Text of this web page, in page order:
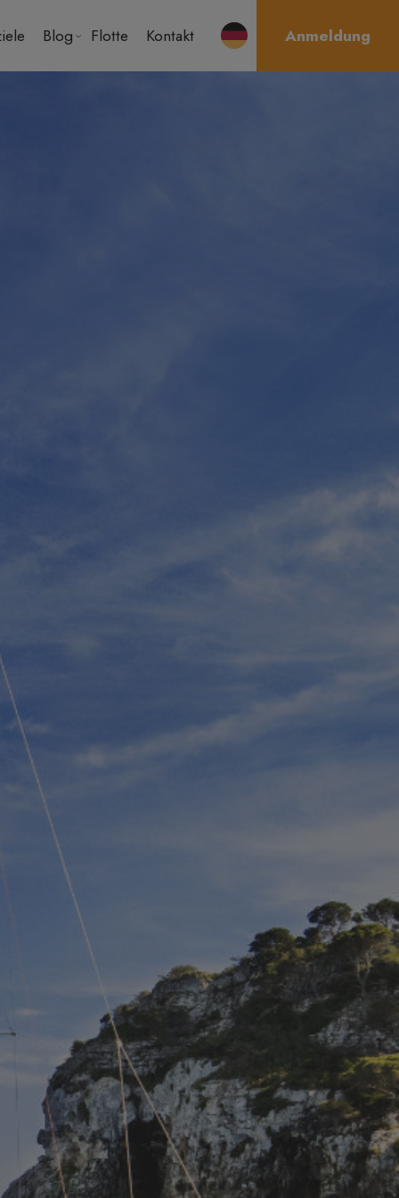
Blog Flotte Kontakt Anmeldung